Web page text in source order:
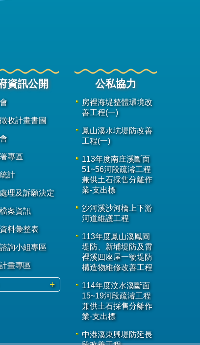
資訊公開
收計畫書圖
專區
計
理及訴願決定
案資訊
料彙整表
詢小組專區
畫專區
公私協力
房裡海堤整體環境改
善工程(一)
鳳山溪水坑堤防改善
工程(一)
113年度南庄溪斷面
51~56河段疏濬工程
兼供土石採售分離作
業-支出標
沙河溪沙河橋上下游
河道維護工程
113年度鳳山溪鳳岡
堤防、新埔堤防及霄
裡溪四座屋一號堤防
構造物維修改善工程
114年度汶水溪斷面
15~19河段疏濬工程
兼供土石採售分離作
業-支出標
中港溪東興堤防延長